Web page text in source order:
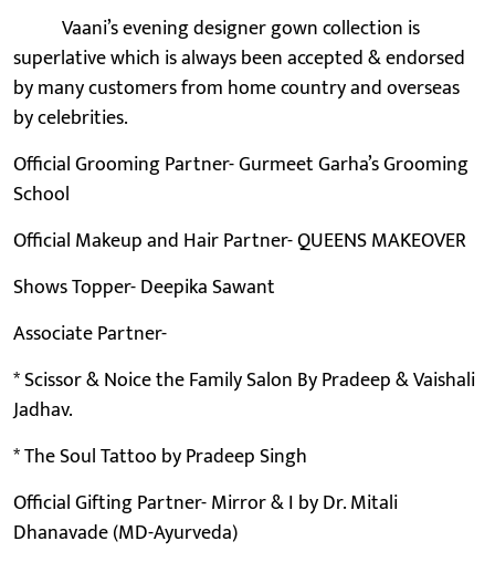
Vaani’s evening designer gown collection is
superlative which is always been accepted & endorsed
by many customers from home country and overseas
by celebrities.
Official Grooming Partner- Gurmeet Garha’s Grooming
School
Official Makeup and Hair Partner- QUEENS MAKEOVER
Shows Topper- Deepika Sawant
Associate Partner-
* Scissor & Noice the Family Salon By Pradeep & Vaishali
Jadhav.
* The Soul Tattoo by Pradeep Singh
Official Gifting Partner- Mirror & I by Dr. Mitali
Dhanavade (MD-Ayurveda)